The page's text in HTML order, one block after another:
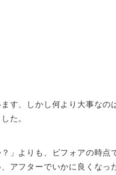
す、しかし何より大事なの
た。
」よりも、ビフォアの時点
アフターでいかに良くなっ